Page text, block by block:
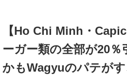
【Ho Chi Minh・
ーガー類の全部が20％
かもWagyuのパテが